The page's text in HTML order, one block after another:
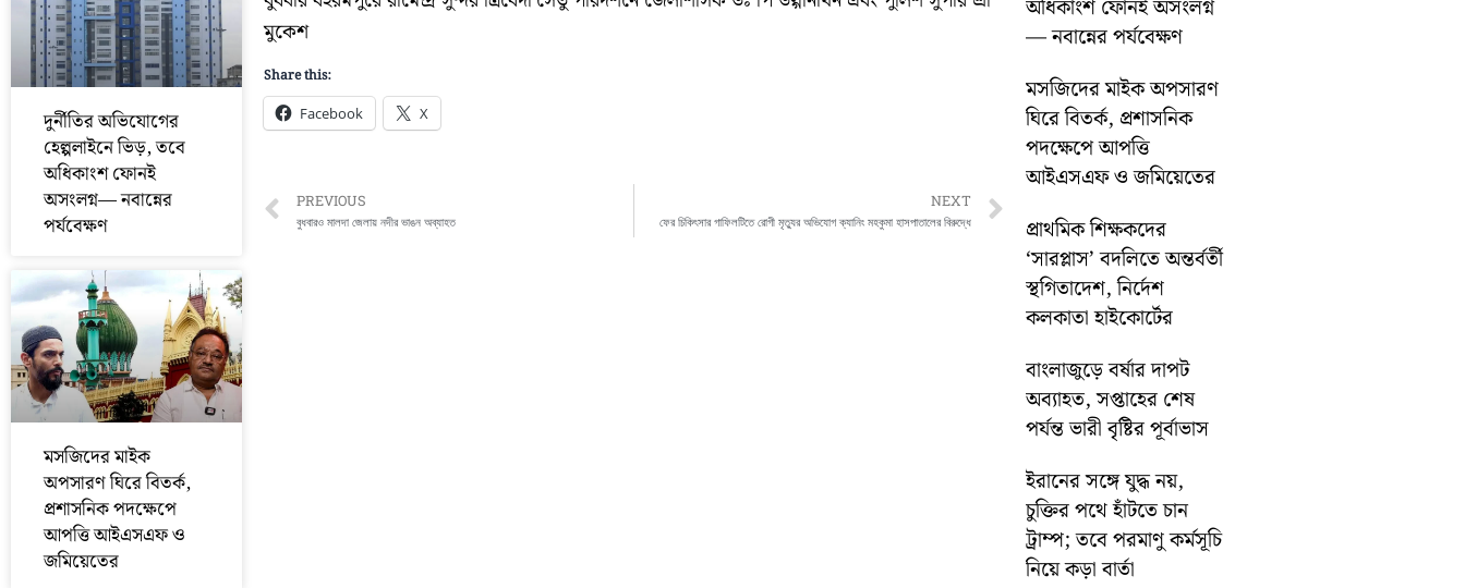
দুর্নীতির অভিযোগের
হেল্পলাইনে ভিড়, তবে
অধিকাংশ ফোনই
অসংলগ্ন— নবান্নের
পর্যবেক্ষণ
মসজিদের মাইক
অপসারণ ঘিরে বিতর্ক,
প্রশাসনিক পদক্ষেপে
আপত্তি আইএসএফ ও
জমিয়েতের
মুকেশ
Share this:
Facebook X
Prev
PREVIOUS
বুধবারও মালদা জেলায় নদীর ভাঙন অব্যাহত
NEXT
ফের চিকিৎসার গাফিলটিতে রোগী মৃত্যুর অভিযোগ ক্যানিং মহকুমা হাসপাতালের বিরুদ্ধে Next
অধিকাংশ ফোনই অসংলগ্ন
— নবান্নের পর্যবেক্ষণ
মসজিদের মাইক অপসারণ
ঘিরে বিতর্ক, প্রশাসনিক
পদক্ষেপে আপত্তি
আইএসএফ ও জমিয়েতের
প্রাথমিক শিক্ষকদের
‘সারপ্লাস’ বদলিতে অন্তর্বর্তী
স্থগিতাদেশ, নির্দেশ
কলকাতা হাইকোর্টের
বাংলাজুড়ে বর্ষার দাপট
অব্যাহত, সপ্তাহের শেষ
পর্যন্ত ভারী বৃষ্টির পূর্বাভাস
ইরানের সঙ্গে যুদ্ধ নয়,
চুক্তির পথে হাঁটতে চান
ট্রাম্প; তবে পরমাণু কর্মসূচি
নিয়ে কড়া বার্তা